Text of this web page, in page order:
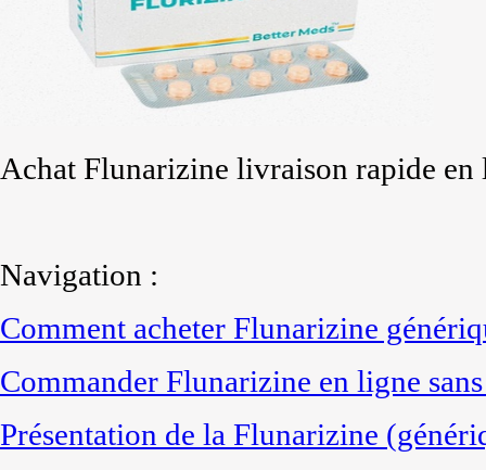
Achat Flunarizine livraison rapide en
Navigation :
Comment acheter Flunarizine
Commander Flunarizine en ligne
Présentation de la Flunarizine